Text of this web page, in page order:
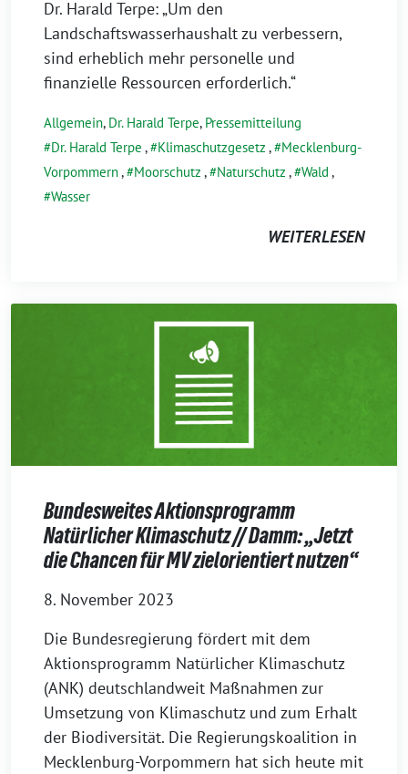
Dr. Harald Terpe: „Um den
Landschaftswasserhaushalt zu verbessern,
sind erheblich mehr personelle und
finanzielle Ressourcen erforderlich.“
Allgemein, Dr. Harald Terpe, Pressemitteilung
Dr. Harald Terpe , Klimaschutzgesetz ,
Mecklenburg-
Vorpommern, Moorschutz , Naturschutz , Wald ,
Wasser
WEITERLESEN
Bundesweites Aktionsprogramm
Natürlicher Klimaschutz // Damm: „Jetzt
die Chancen für MV zielorientiert nutzen“
8. November 2023
Die Bundesregierung fördert mit dem
Aktionsprogramm Natürlicher Klimaschutz
(ANK) deutschlandweit Maßnahmen zur
Umsetzung von Klimaschutz und zum Erhalt
der Biodiversität. Die Regierungskoalition in
Mecklenburg-Vorpommern hat sich heute mit